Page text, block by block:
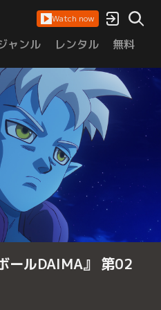
Watch now
ャンル レンタル 無料
ールDAIMA』 第02